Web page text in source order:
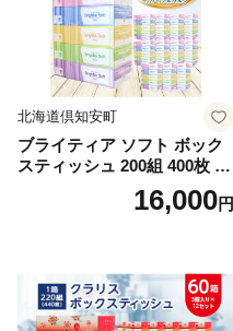
北海道倶知安町
ブライティア ソフト ボック
スティッシュ 200組 400枚 60
箱 日本製 まとめ買い ティッ
シュ リサイクル 長持 防災 常
倶知安町 日用品
16,000円